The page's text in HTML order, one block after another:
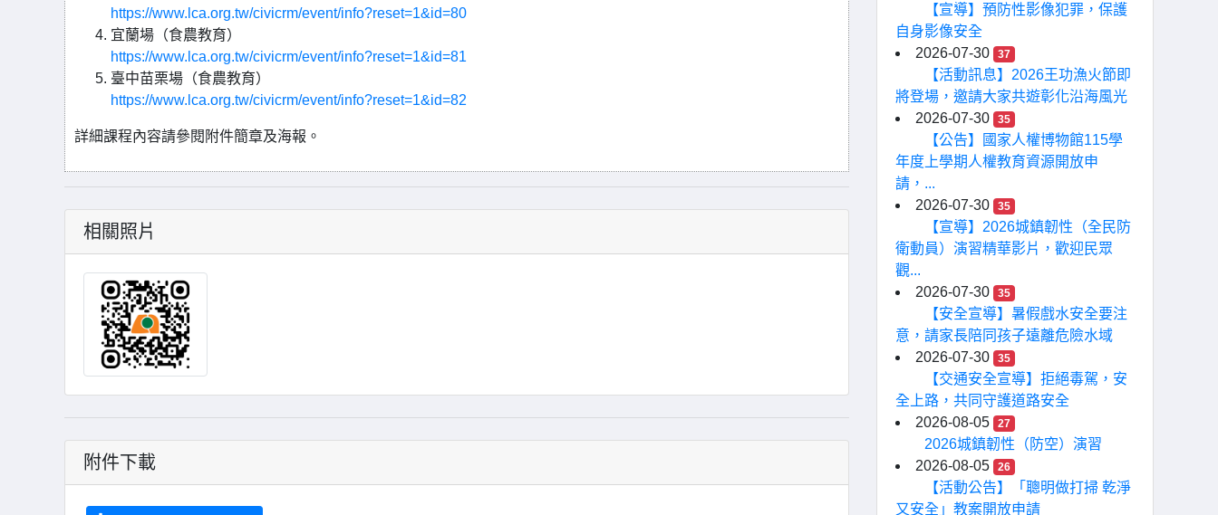
https://www.lca.org.tw/civicrm/event/info?reset=1&id=80
宜蘭場（食農教育）
https://www.lca.org.tw/civicrm/event/info?reset=1&id=81
臺中苗栗場（食農教育）
https://www.lca.org.tw/civicrm/event/info?reset=1&id=82
詳細課程內容請參閱附件簡章及海報。
相關照片
附件下載
【宣導】預防性影像犯罪，保護
自身影像安全
2026-07-30
37
【活動訊息】2026王功漁火節即
將登場，邀請大家共遊彰化沿海風光
2026-07-30
35
【公告】國家人權博物館115學
年度上學期人權教育資源開放申
請，...
2026-07-30
35
【宣導】2026城鎮韌性（全民防
衛動員）演習精華影片，歡迎民眾
觀...
2026-07-30
35
【安全宣導】暑假戲水安全要注
意，請家長陪同孩子遠離危險水域
2026-07-30
35
【交通安全宣導】拒絕毒駕，安
全上路，共同守護道路安全
2026-08-05
27
2026城鎮韌性（防空）演習
2026-08-05
26
【活動公告】「聰明做打掃 乾淨
又安全」教案開放申請